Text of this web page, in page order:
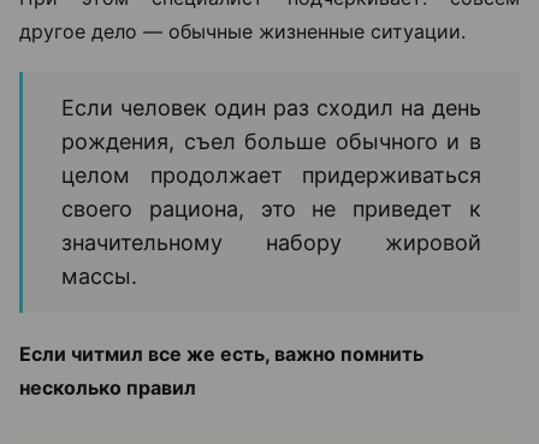
другое дело — обычные жизненные ситуации.
Если человек один раз сходил на день
рождения, съел больше обычного и в
целом продолжает придерживаться
своего рациона, это не приведет к
значительному набору жировой
массы.
Если читмил все же есть, важно помнить
несколько правил